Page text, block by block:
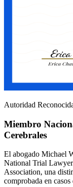
Autoridad
Miembro
Cerebrales
El abogado Michael
National Trial
Association, una
comprobada en casos